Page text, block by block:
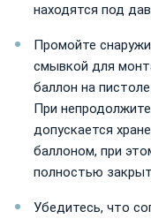
находятся под
Промойте
смывкой для
баллон на
При
допускается
баллоном, при
полностью закрыт.
Убедитесь, что